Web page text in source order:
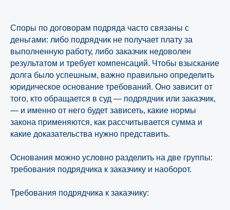
Споры по договорам подряда часто связаны с
деньгами: либо подрядчик не получает плату за
выполненную работу, либо заказчик недоволен
результатом и требует компенсаций. Чтобы взыскание
долга было успешным, важно правильно определить
юридическое основание требований. Оно зависит от
того, кто обращается в суд — подрядчик или заказчик,
— и именно от него будет зависеть, какие нормы
закона применяются, как рассчитывается сумма и
какие доказательства нужно представить.
Основания можно условно разделить на две группы:
требования подрядчика к заказчику и наоборот.
Требования подрядчика к заказчику: